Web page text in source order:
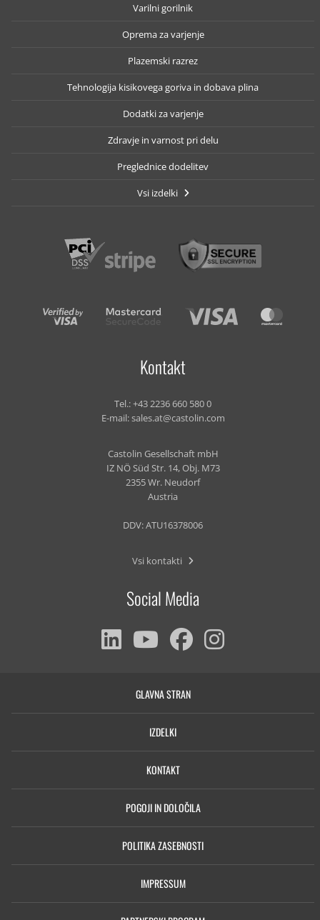
Varilni gorilnik
Oprema za varjenje
Plazemski razrez
Tehnologija kisikovega goriva in dobava plina
Dodatki za varjenje
Zdravje in varnost pri delu
Preglednice dodelitev
Vsi izdelki
Kontakt
Tel.:+43 2236 660 580 0
E-mail:sales.at@castolin.com
Castolin Gesellschaft mbH
IZ NÖ Süd Str. 14, Obj. M73
2355 Wr. Neudorf
Austria
DDV: ATU16378006
Vsi kontakti
Social Media
GLAVNA STRAN
IZDELKI
KONTAKT
POGOJI IN DOLOČILA
POLITIKA ZASEBNOSTI
IMPRESSUM